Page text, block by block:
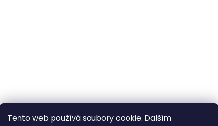
Tento web používá soubory cookie. Dalším